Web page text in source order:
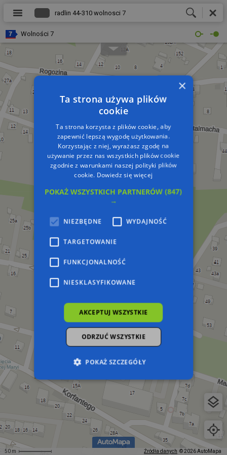
50 m Źródła danych © 2026 AutoMapa
Wolności 7
×
Ta strona używa plików
cookie
Ta strona korzysta z plików cookie, aby
zapewnić lepszą wygodę użytkowania.
Korzystając z niej, wyrażasz zgodę na
używanie przez nas wszystkich plików cookie
zgodnie z warunkami naszej polityki plików
cookie. Dowiedz się więcej
POKAŻ WSZYSTKICH PARTNERÓW(847)
→
NIEZBĘDNE WYDAJNOŚĆ
TARGETOWANIE
FUNKCJONALNOŚĆ
NIESKLASYFIKOWANE
AKCEPTUJ WSZYSTKIE
ODRZUĆ WSZYSTKIE
POKAŻ SZCZEGÓŁY
Niezbędne
Targetowanie
Funkcjonalność
Niesklasyfikowane
Niezbędne pliki cookie umożliwiają korzystanie z
podstawowych funkcji strony internetowej,
takich jak logowanie użytkownika i zarządzanie